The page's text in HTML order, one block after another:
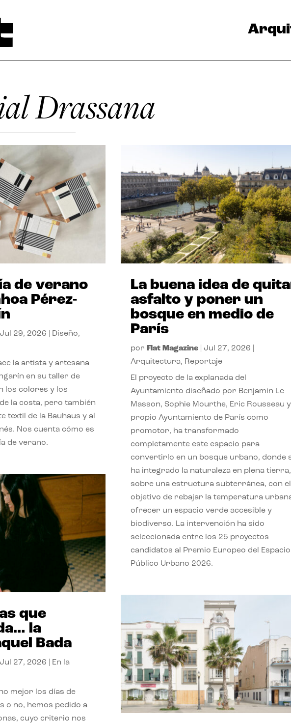
Drassana
de verano
Pérez-
Jul 29, 2026 Diseño,
la artista y artesana
en su taller de
los colores y los
la costa, pero también
textil de la Bauhaus y al
Nos cuenta cómo es
de verano.
que
la
Bada
Jul 27, 2026
En la
mejor los días de
o no, hemos pedido a
cuyo criterio nos
La buena idea de
asfalto y poner un
bosque en medio de
París
por Flat Magazine| Jul 27, 2026
Arquitectura, Reportaje
El proyecto de la explanada del
Ayuntamiento diseñado por Benjamin Le
Masson, Sophie Mourthe, Eric Rousseau
propio Ayuntamiento de París como
promotor, ha transformado
completamente este espacio para
convertirlo en un bosque urbano, donde
ha integrado la naturaleza en plena tierra,
sobre una estructura subterránea, con el
objetivo de rebajar la temperatura
ofrecer un espacio verde accesible y
biodiverso. La intervención ha sido
seleccionada entre los 25 proyectos
candidatos al Premio Europeo del Espacio
Público Urbano 2026.